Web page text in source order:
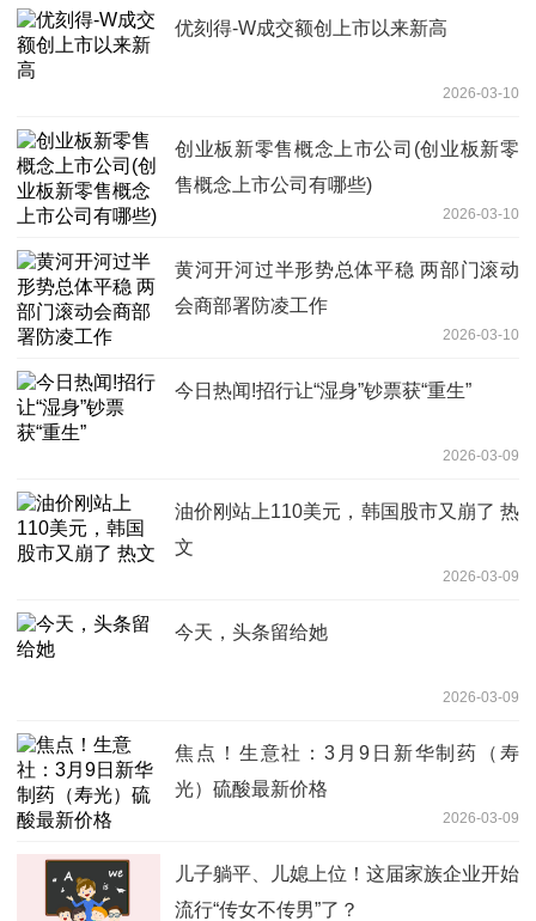
优刻得-W成交额创上市以来新高
2026-03-10
创业板新零售概念上市公司(创业板新零
售概念上市公司有哪些)
2026-03-10
黄河开河过半形势总体平稳 两部门滚动
会商部署防凌工作
2026-03-10
今日热闻!招行让“湿身”钞票获“重生”
2026-03-09
油价刚站上110美元，韩国股市又崩了 热
文
2026-03-09
今天，头条留给她
2026-03-09
焦点！生意社：3月9日新华制药（寿
光）硫酸最新价格
2026-03-09
儿子躺平、儿媳上位！这届家族企业开始
流行“传女不传男”了？